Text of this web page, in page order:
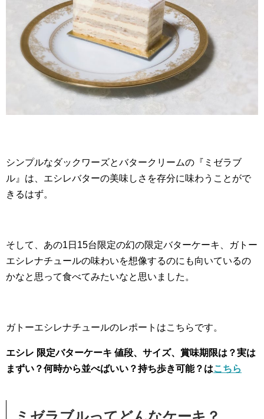
シンプルなダックワーズとバタークリームの『ミゼラブ
ル』は、エシレバターの美味しさを存分に味わうことがで
きるはず。
そして、あの1日15台限定の幻の限定バターケーキ、ガトー
エシレナチュールの味わいを想像するのにも向いているの
かなと思って食べてみたいなと思いました。
ガトーエシレナチュールのレポートはこちらです。
エシレ 限定バターケーキ 値段、サイズ、賞味期限は？実は
まずい？何時から並べばいい？持ち歩き可能？はこちら